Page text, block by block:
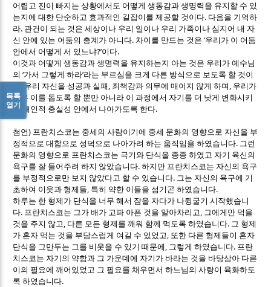
어렵고 진이 빠지는 상황에서도 어떻게 생동감과 생명력을 유지할 수 있
는지에 대한 단순하고 효과적인 길잡이를 제공할 것이다. 다음을 기억하
라. 관건이 되는 것은 세상이나 우리 일이나 우리 가족이나 심지어 내 자
신 안에 있는 어둠의 총계가 아니다. 차이를 만드는 것은‘우리가 이 어둠
안에서 어떻게 서 있느냐?’이다.
이것과 어떻게 생동감과 생명력을 유지하는지 아는 것은 우리가 예수님
의‘가서 그렇게 하라’라는 부르심을 크게 다른 방식으로 보도록 할 것이
우리 자신을 성공과 실패 , 죄책감과 의무에 매이지 않게 하며 , 우리가
다른 이를 돕도록 할 뿐만 아니라 이 과정에서 자기를 더 낫게 변화시키
는 개인적 충실성 안에서 나아가도록 한다.
첨언) 프란치스코는 중세의 사람이기에 중세 문화의 영향으로 자신을 부
정적으로 대함으로 성덕으로 나아가려 하는 움직임을 하였습니다. 그런
문화의 영향으로 프란치스코는 극기와 단식을 종종 하였고 자기 육신의
욕구를 잘 들어주려 하지 않았습니다.하지만 프란치스코는 자신의 욕구
를 부정적으로만 보지 않았다고 할 수 있습니다. 그는 자신의 욕구에 기
초하여 이웃과 형제들, 특히 약한 이들을 섬기곤 하였습니다.
하루는 한 형제가 단식을 너무 해서 잠을 자다가 나뒹굴기 시작했습니
다. 프란치스코는 그가 배가 고파 아픈 것을 알아차리고 , 그에게만 먹을
것을 주지 않고 , 다른 모든 형제를 깨워 함께 먹도록 하였습니다. 그 형제
가 혼자 먹는 것을 부담스럽게 여길 수 있었고 , 또한 다른 형제들이 혼자
단식을 그만두는 그를 비웃을 수 있기 때문에 , 그렇게 하였습니다. 프란
치스코는 자기의 약함과 그 가운데에 자기가 바라는 것을 바탕삼아 다른
이의 필요에 깨어있었고 그 필요를 채우면서 하느님의 사랑이 육화하도
록 하였습니다.
목록
열기